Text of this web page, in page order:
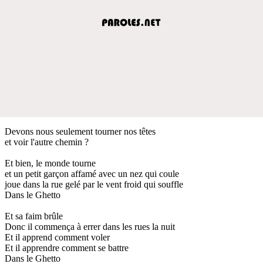
Devons nous seulement tourner nos têtes
et voir l'autre chemin ?
Et bien, le monde tourne
et un petit garçon affamé avec un nez qui coule
joue dans la rue gelé par le vent froid qui souffle
Dans le Ghetto
Et sa faim brûle
Donc il commença à errer dans les rues la nuit
Et il apprend comment voler
Et il apprendre comment se battre
Dans le Ghetto